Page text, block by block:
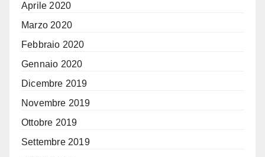
Aprile 2020
Marzo 2020
Febbraio 2020
Gennaio 2020
Dicembre 2019
Novembre 2019
Ottobre 2019
Settembre 2019